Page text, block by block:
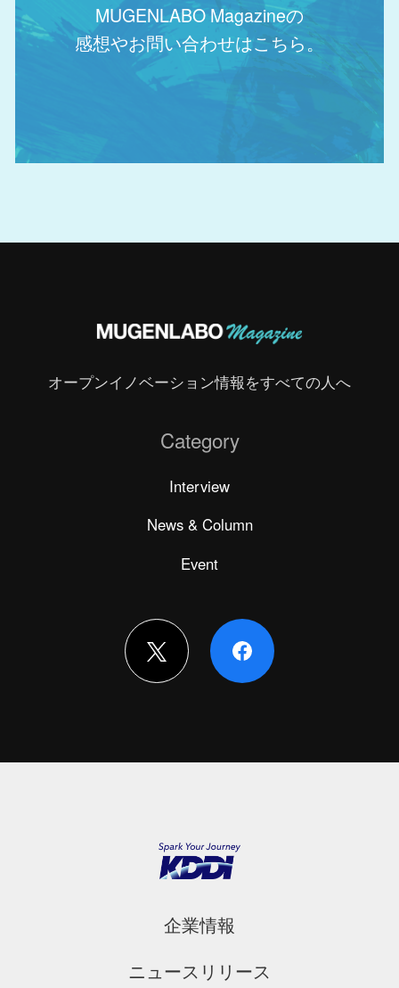
MUGENLABO Magazineの
感想やお問い合わせはこちら。
オープンイノベーション情報をすべての人へ
Category
Interview
News & Column
Event
企業情報
ニュースリリース